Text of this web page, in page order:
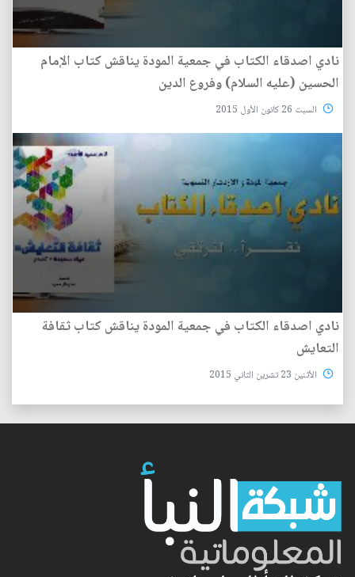
نادي اصدقاء الكتاب في جمعية المودة يناقش كتاب الإمام
الحسين (عليه السلام) وفروع الدين
السبت 26 كانون الأول 2015
نادي اصدقاء الكتاب في جمعية المودة يناقش كتاب ثقافة
التعايش
الأثنين 23 تشرين الثاني 2015